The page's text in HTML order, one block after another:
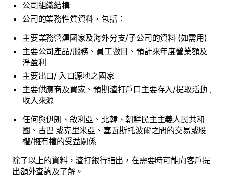
公司組織結構
公司的業務性質資料，包括：
主要業務營運國家及海外分支/子公司的資料 (如需用)
主要公司產品/服務、員工數目、預計來年度營業額及
淨盈利
主要出口/ 入口源地之國家
主要供應商及買家、預期渣打戶口主要存入/提取活動 ,
收入來源
任何與伊朗、敘利亞、北韓、朝鮮民主主義人民共和
國、古巴 或克里米亞、塞瓦斯托波爾之間的交易或股
權/擁有權的受益關係
除了以上的資料，渣打銀行指出，在需要時可能向客戶提
出額外查詢及了解。